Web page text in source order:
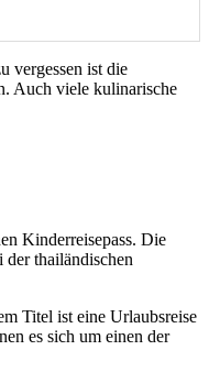
vergessen ist die
Auch viele kulinarische
Kinderreisepass. Die
der thailändischen
Titel ist eine Urlaubsreise
es sich um einen der